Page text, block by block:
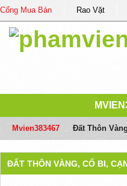
Cổng Mua Bán Rao Vặt
Mvien383467 Đất Thôn
ĐẤT THÔN VÀNG, CỔ BI,